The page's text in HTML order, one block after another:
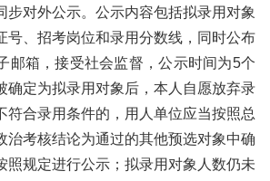
步对外公示。公示内容包括拟录用对象
号、招考岗位和录用分数线，同时公布
邮箱，接受社会监督，公示时间为5个
确定为拟录用对象后，本人自愿放弃录
符合录用条件的，用人单位应当按照总
治考核结论为通过的其他预选对象中确
照规定进行公示；拟录用对象人数仍未